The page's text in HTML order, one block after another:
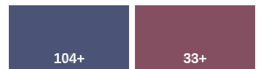
104+ 33+
178+ 56+